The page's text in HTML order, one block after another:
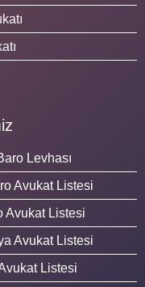
Levhası
Avukat Listesi
Avukat Listesi
Avukat Listesi
Listesi